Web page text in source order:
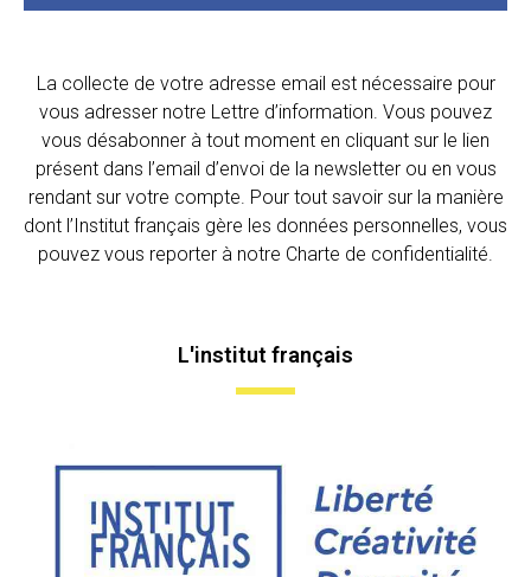
La collecte de votre adresse email est nécessaire pour
vous adresser notre Lettre d’information. Vous pouvez
vous désabonner à tout moment en cliquant sur le lien
présent dans l’email d’envoi de la newsletter ou en vous
rendant sur votre compte. Pour tout savoir sur la manière
dont l’Institut français gère les données personnelles, vous
pouvez vous reporter à notre Charte de confidentialité.
L'institut français